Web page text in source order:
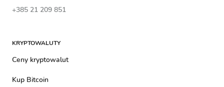
+385 21 209 851
KRYPTOWALUTY
Ceny kryptowalut
Kup Bitcoin